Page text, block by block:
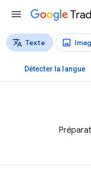
Types de traductions
Texte
Détecter la langue